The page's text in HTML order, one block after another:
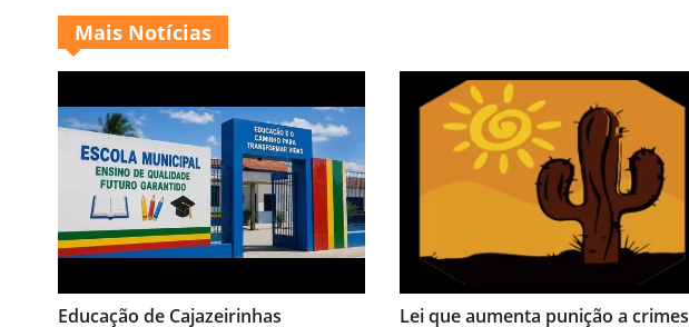
Mais Notícias
Educação de Cajazeirinhas
Lei que aumenta punição a crimes